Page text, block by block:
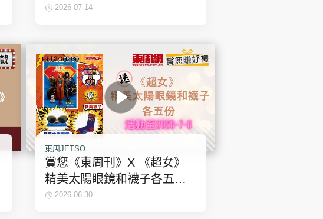
2026-07-14
東周JETSO
賞您《東周刊》X 《超女》
精美太陽眼鏡和襪子各五份
｜東周JETSO
2026-06-30